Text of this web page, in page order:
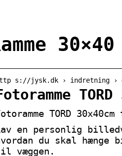
s://jysk.dk › indretning ›
TORD
en personlig
du skal hænge
væggen.